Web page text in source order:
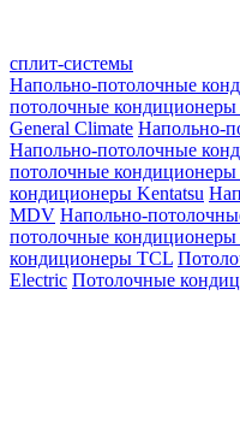
сплит-системы
Напольно-потолочные
потолочные кондиционеры
General Climate Напольно-
Напольно-потолочные
потолочные
кондиционеры Kentatsu
MDV Напольно-
потолочные кондиционеры
кондиционеры TCL
Electric Потолочные